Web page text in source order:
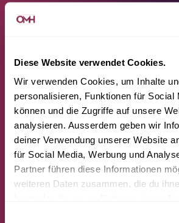
Diese Website verwendet Cookies.
Wir verwenden Cookies, um Inhalte
personalisieren, Funktionen für Social
können und die Zugriffe auf unsere
analysieren. Ausserdem geben wir
deiner Verwendung unserer Website
für Social Media, Werbung und
Partner führen diese Informationen
weiteren Daten zusammen, die du